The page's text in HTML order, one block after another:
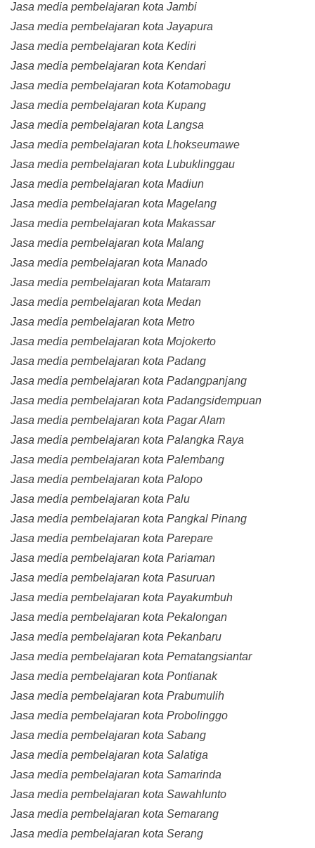
Jasa media pembelajaran kota Jambi
Jasa media pembelajaran kota Jayapura
Jasa media pembelajaran kota Kediri
Jasa media pembelajaran kota Kendari
Jasa media pembelajaran kota Kotamobagu
Jasa media pembelajaran kota Kupang
Jasa media pembelajaran kota Langsa
Jasa media pembelajaran kota Lhokseumawe
Jasa media pembelajaran kota Lubuklinggau
Jasa media pembelajaran kota Madiun
Jasa media pembelajaran kota Magelang
Jasa media pembelajaran kota Makassar
Jasa media pembelajaran kota Malang
Jasa media pembelajaran kota Manado
Jasa media pembelajaran kota Mataram
Jasa media pembelajaran kota Medan
Jasa media pembelajaran kota Metro
Jasa media pembelajaran kota Mojokerto
Jasa media pembelajaran kota Padang
Jasa media pembelajaran kota Padangpanjang
Jasa media pembelajaran kota Padangsidempuan
Jasa media pembelajaran kota Pagar Alam
Jasa media pembelajaran kota Palangka Raya
Jasa media pembelajaran kota Palembang
Jasa media pembelajaran kota Palopo
Jasa media pembelajaran kota Palu
Jasa media pembelajaran kota Pangkal Pinang
Jasa media pembelajaran kota Parepare
Jasa media pembelajaran kota Pariaman
Jasa media pembelajaran kota Pasuruan
Jasa media pembelajaran kota Payakumbuh
Jasa media pembelajaran kota Pekalongan
Jasa media pembelajaran kota Pekanbaru
Jasa media pembelajaran kota Pematangsiantar
Jasa media pembelajaran kota Pontianak
Jasa media pembelajaran kota Prabumulih
Jasa media pembelajaran kota Probolinggo
Jasa media pembelajaran kota Sabang
Jasa media pembelajaran kota Salatiga
Jasa media pembelajaran kota Samarinda
Jasa media pembelajaran kota Sawahlunto
Jasa media pembelajaran kota Semarang
Jasa media pembelajaran kota Serang